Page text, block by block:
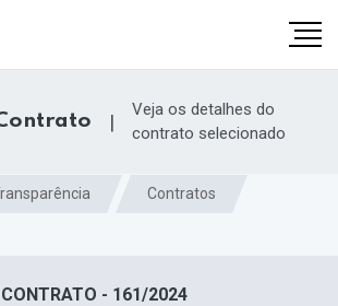
|
Veja os detalhes do
contrato selecionado
Contratos
CONTRATO - 161/2024